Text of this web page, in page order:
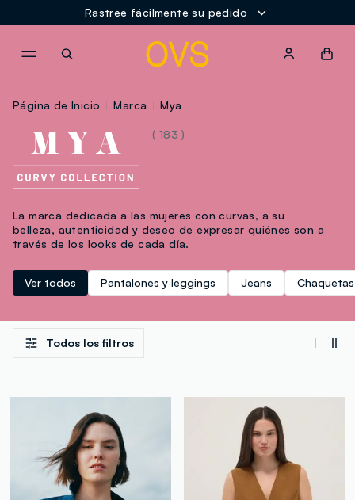
Rastree fácilmente su pedido
Página de Inicio Marca Mya
( 183 )
La marca dedicada a las mujeres con curvas, a su
belleza, autenticidad y deseo de expresar quiénes son a
través de los looks de cada día.
Ver todos Pantalones y leggings Jeans
Todos los filtros